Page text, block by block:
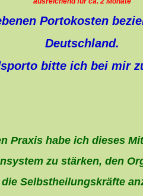
Portokosten
Deutschland.
bitte ich bei mir
Praxis habe ich dieses
zu stärken, den
Selbstheilungskräfte